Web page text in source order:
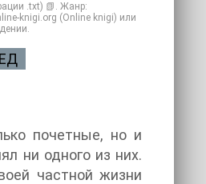
.txt) 📗. Жанр:
knigi.org (Online knigi) или
почетные, но и
ни одного из них.
частной жизни